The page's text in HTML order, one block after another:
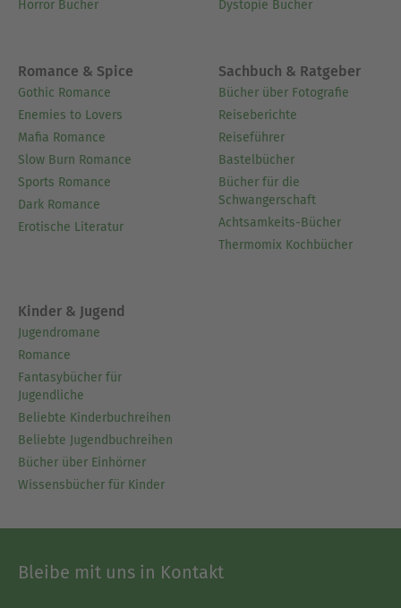
Horror Bücher
Dystopie Bücher
Romance & Spice
Gothic Romance
Enemies to Lovers
Mafia Romance
Slow Burn Romance
Sports Romance
Dark Romance
Erotische Literatur
Sachbuch & Ratgeber
Bücher über Fotografie
Reiseberichte
Reiseführer
Bastelbücher
Bücher für die
Schwangerschaft
Achtsamkeits-Bücher
Thermomix Kochbücher
Kinder & Jugend
Jugendromane
Romance
Fantasybücher für
Jugendliche
Beliebte Kinderbuchreihen
Beliebte Jugendbuchreihen
Bücher über Einhörner
Wissensbücher für Kinder
Bleibe mit uns in Kontakt